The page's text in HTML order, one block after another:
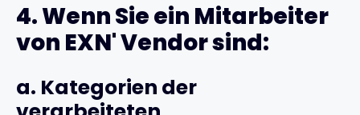
4. Wenn Sie ein Mitarbeiter
von EXN' Vendor sind:
a. Kategorien der